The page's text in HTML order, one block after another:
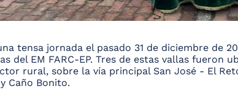
tensa jornada el pasado 31 de diciembre de
del EM FARC-EP. Tres de estas vallas
rural, sobre la vía principal San José - El
Caño Bonito.